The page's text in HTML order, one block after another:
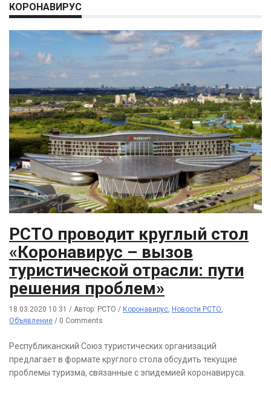
КОРОНАВИРУС
РСТО проводит круглый стол
«Коронавирус – вызов
туристической отрасли: пути
решения проблем»
18.03.2020 10:31 / Автор: РСТО / Коронавирус, Новости РСТО,
Объявление / 0 Comments
Республиканский Союз туристических организаций
предлагает в формате круглого стола обсудить текущие
проблемы туризма, связанные с эпидемией коронавируса.